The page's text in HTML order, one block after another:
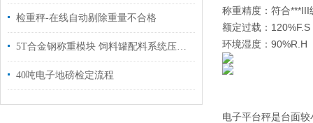
检重秤-在线自动剔除重量不合格
5T合金钢称重模块 饲料罐配料系统压力称重模块
40吨电子地磅检定流程
称重精度：符合***III
额定过载：120%F.S
环境湿度：90%R.H
电子平台秤是台面